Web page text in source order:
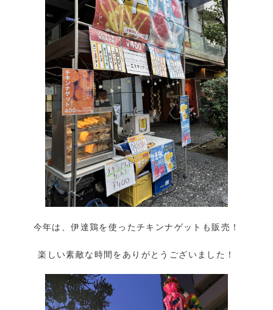
今年は、伊達鶏を使ったチキンナゲットも販売！
楽しい素敵な時間をありがとうございました！